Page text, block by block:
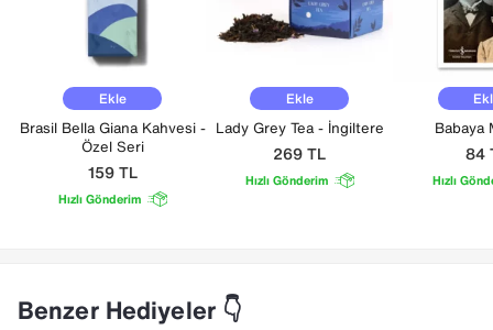
Ekle
Brasil Bella Giana Kahvesi -
Özel Seri
159TL
Hızlı Gönderim
Ekle
Lady Grey Tea - İngiltere
269TL
Hızlı Gönderim
Babaya
84
Hızlı
Benzer Hediyeler 👇